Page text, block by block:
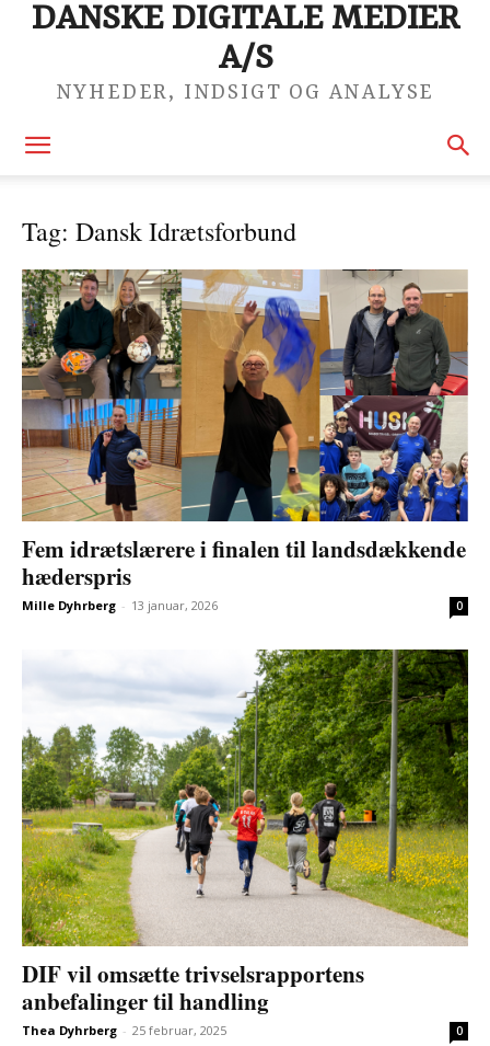
DANSKE DIGITALE MEDIER
A/S
NYHEDER, INDSIGT OG ANALYSE
Tag: Dansk Idrætsforbund
Fem idrætslærere i finalen til landsdækkende
hæderspris
Mille Dyhrberg - 13 januar, 2026 0
DIF vil omsætte trivselsrapportens
anbefalinger til handling
Thea Dyhrberg - 25 februar, 2025 0